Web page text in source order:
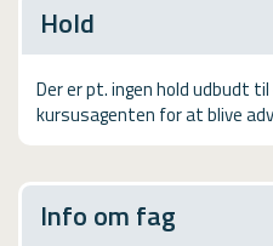
Hold
Der er pt. ingen hold udbudt
kursusagenten for at blive
Info om fag